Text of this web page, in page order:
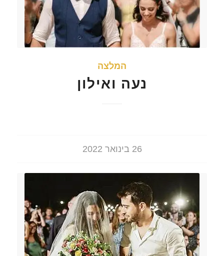
המלצה
נעה ואילון
26 בינואר 2022